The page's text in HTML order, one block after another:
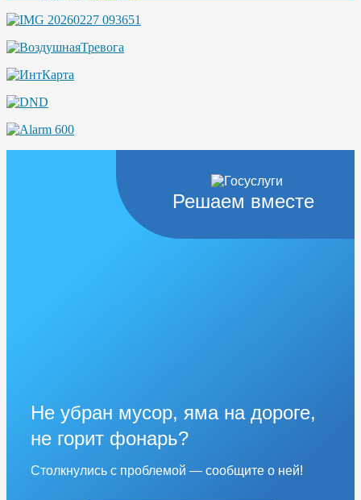
Решаем вместе
Не убран мусор, яма на дороге,
не горит фонарь?
Столкнулись с проблемой — сообщите о ней!